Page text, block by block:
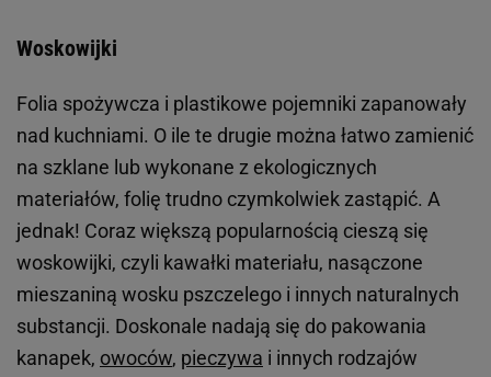
Woskowijki
Folia spożywcza i plastikowe pojemniki zapanowały
nad kuchniami. O ile te drugie można łatwo zamienić
na szklane lub wykonane z ekologicznych
materiałów, folię trudno czymkolwiek zastąpić. A
jednak! Coraz większą popularnością cieszą się
woskowijki, czyli kawałki materiału, nasączone
mieszaniną wosku pszczelego i innych naturalnych
substancji. Doskonale nadają się do pakowania
kanapek, owoców, pieczywa i innych rodzajów